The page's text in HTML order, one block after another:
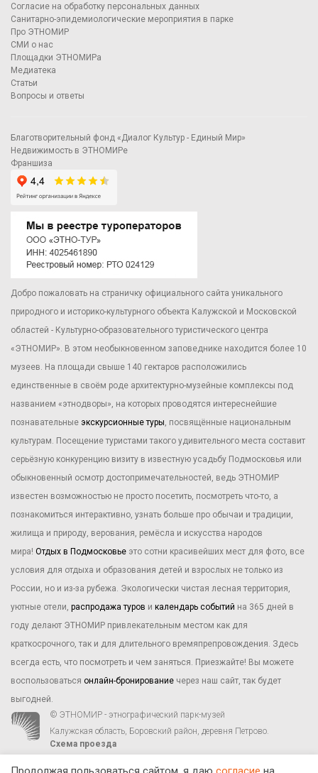
Согласие на обработку персональных данных
Санитарно-эпидемиологические мероприятия в парке
Про ЭТНОМИР
СМИ о нас
Площадки ЭТНОМИРа
Медиатека
Статьи
Вопросы и ответы
Благотворительный фонд «Диалог Культур - Единый Мир»
Недвижимость в ЭТНОМИРе
Франшиза
Добро пожаловать на страничку официального сайта уникального
природного и историко-культурного объекта Калужской и Московской
областей - Культурно-образовательного туристического центра
«ЭТНОМИР». В этом необыкновенном заповеднике находится более 10
музеев. На площади свыше 140 гектаров расположились
единственные в своём роде архитектурно-музейные комплексы под
названием «этнодворы», на которых проводятся интереснейшие
познавательные экскурсионные туры, посвящённые национальным
культурам. Посещение туристами такого удивительного места составит
серьёзную конкуренцию визиту в известную усадьбу Подмосковья или
обыкновенный осмотр достопримечательностей, ведь ЭТНОМИР
известен возможностью не просто посетить, посмотреть что-то, а
познакомиться интерактивно, узнать больше про обычаи и традиции,
жилища и природу, верования, ремёсла и искусства народов
мира! Отдых в Подмосковье это сотни красивейших мест для фото, все
условия для отдыха и образования детей и взрослых не только из
России, но и из-за рубежа. Экологически чистая лесная территория,
уютные отели, распродажа туров и календарь событий на 365 дней в
году делают ЭТНОМИР привлекательным местом как для
краткосрочного, так и для длительного времяпрепровождения. Здесь
всегда есть, что посмотреть и чем заняться. Приезжайте! Вы можете
воспользоваться онлайн-бронирование через наш сайт, так будет
выгодней.
© ЭТНОМИР - этнографический парк-музей
Калужская область, Боровский район, деревня Петрово.
Схема проезда